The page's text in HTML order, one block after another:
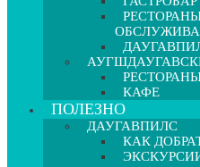
КАФЕ
ПОЛЕЗНО
ДАУГАВПИЛС
КАК